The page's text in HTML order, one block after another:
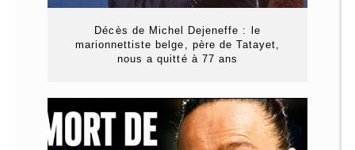
Décès de Michel Dejeneffe : le
marionnettiste belge, père de Tatayet,
nous a quitté à 77 ans